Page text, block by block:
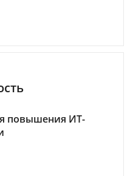
повышения ИТ-